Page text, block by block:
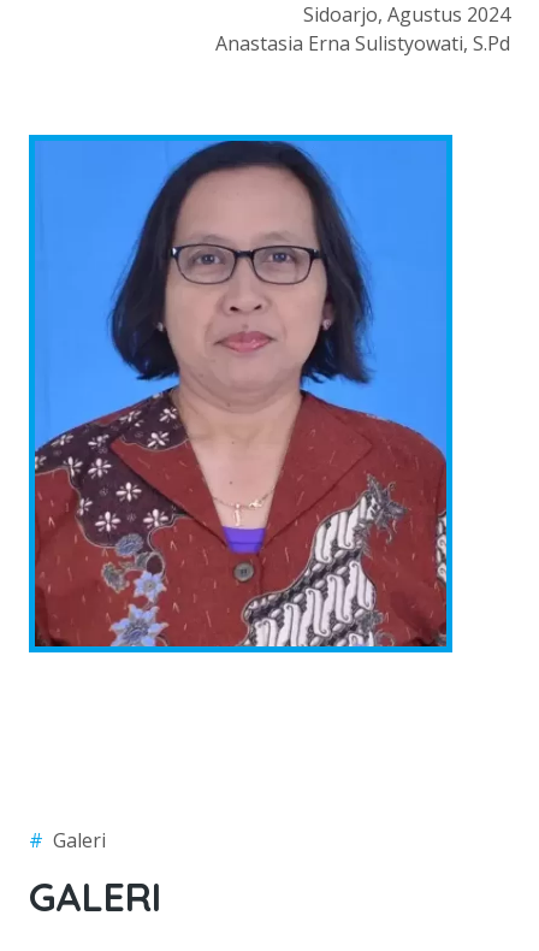
Sidoarjo, Agustus 2024
Anastasia Erna Sulistyowati, S.Pd
# Galeri
GALERI